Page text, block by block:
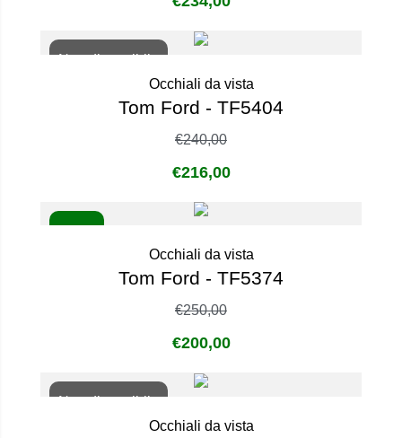
Non disponibile
Occhiali da vista
Tom Ford - TF5404
€240,00
€216,00
Occhiali da vista
Tom Ford - TF5374
€250,00
€200,00
Non disponibile
Occhiali da vista